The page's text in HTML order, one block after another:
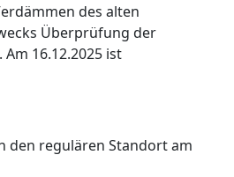
des alten
Überprüfung der
16.12.2025 ist
den regulären Standort am